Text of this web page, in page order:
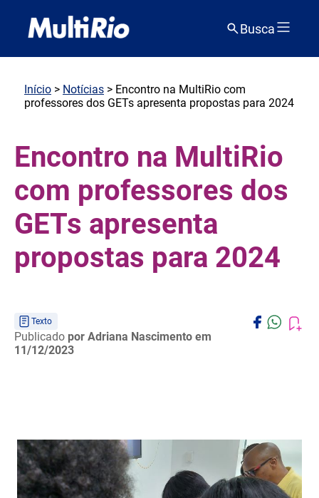
Busca
Início > Notícias > Encontro na MultiRio com
professores dos GETs apresenta propostas para 2024
Encontro na MultiRio
com professores dos
GETs apresenta
propostas para 2024
Texto
Publicado por Adriana Nascimento em
11/12/2023